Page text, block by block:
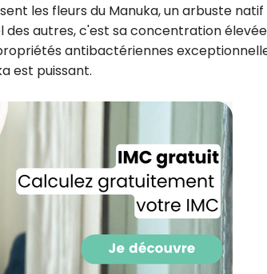
les fleurs du Manuka, un arbuste natif
des autres, c'est sa concentration
antibactériennes
est puissant.
Recevez